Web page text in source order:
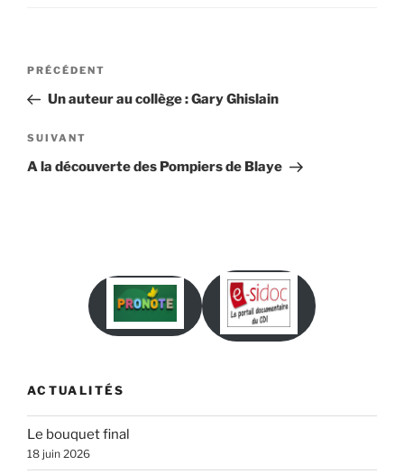
Navigation
l’article
Article
précédent
PRÉCÉDENT
Un auteur au collège : Gary Ghislain
Article
suivant
SUIVANT
A la découverte des Pompiers de Blaye
ACTUALITÉS
Le bouquet final
18 juin 2026